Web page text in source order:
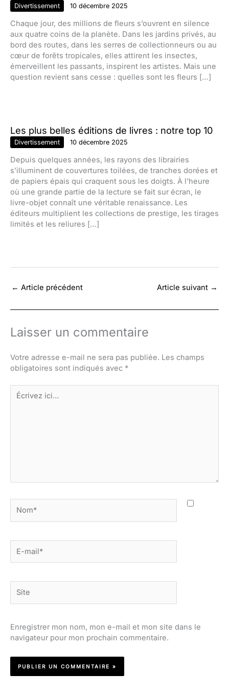
Divertissement 10 décembre 2025
Chaque jour, des millions de fleurs s’ouvrent en silence
aux quatre coins de la planète. Dans les jardins privés, au
bord des routes, dans les serres de collectionneurs ou au
cœur de forêts tropicales, elles attirent les insectes,
émerveillent les passants, inspirent les artistes. Mais une
question revient sans cesse : quelles sont les fleurs […]
Les plus belles éditions de livres : notre top 10
Divertissement 10 décembre 2025
Depuis quelques années, les rayons des librairies
s’illuminent de couvertures toilées, de tranches dorées et
de papiers épais qui craquent sous les doigts. À l’heure
où une grande partie de la lecture se fait sur écran, le
livre-objet connaît une véritable renaissance. Les
éditeurs multiplient les collections de prestige, les tirages
limités et les reliures […]
← Article précédent Article suivant →
Laisser un commentaire
Votre adresse e-mail ne sera pas publiée. Les champs
obligatoires sont indiqués avec *
Écrivez
ici…
mail*
Enregistrer mon nom, mon e-mail et mon site dans le
navigateur pour mon prochain commentaire.